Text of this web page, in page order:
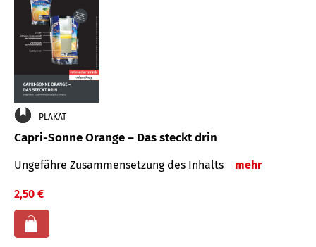
PLAKAT
Capri-Sonne Orange – Das steckt drin
Ungefähre Zu­sammen­setzung des Inhalts mehr
2,50 €